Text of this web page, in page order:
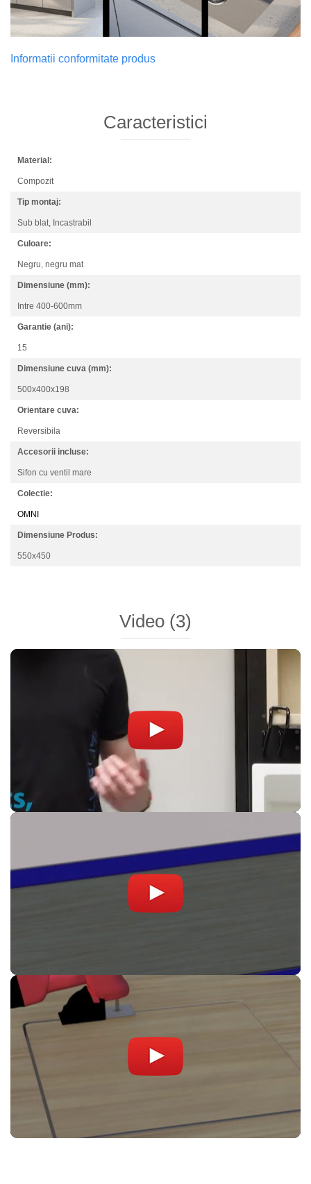
Informatii conformitate produs
Caracteristici
Material:
Compozit
Tip montaj:
Sub blat, Incastrabil
Culoare:
Negru, negru mat
Dimensiune (mm):
Intre 400-600mm
Garantie (ani):
15
Dimensiune cuva (mm):
500x400x198
Orientare cuva:
Reversibila
Accesorii incluse:
Sifon cu ventil mare
Colectie:
OMNI
Dimensiune Produs:
550x450
Video (3)